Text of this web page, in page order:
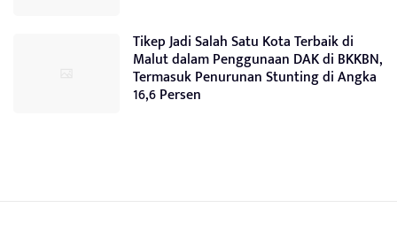
Tikep Jadi Salah Satu Kota Terbaik di
Malut dalam Penggunaan DAK di BKKBN,
Termasuk Penurunan Stunting di Angka
16,6 Persen